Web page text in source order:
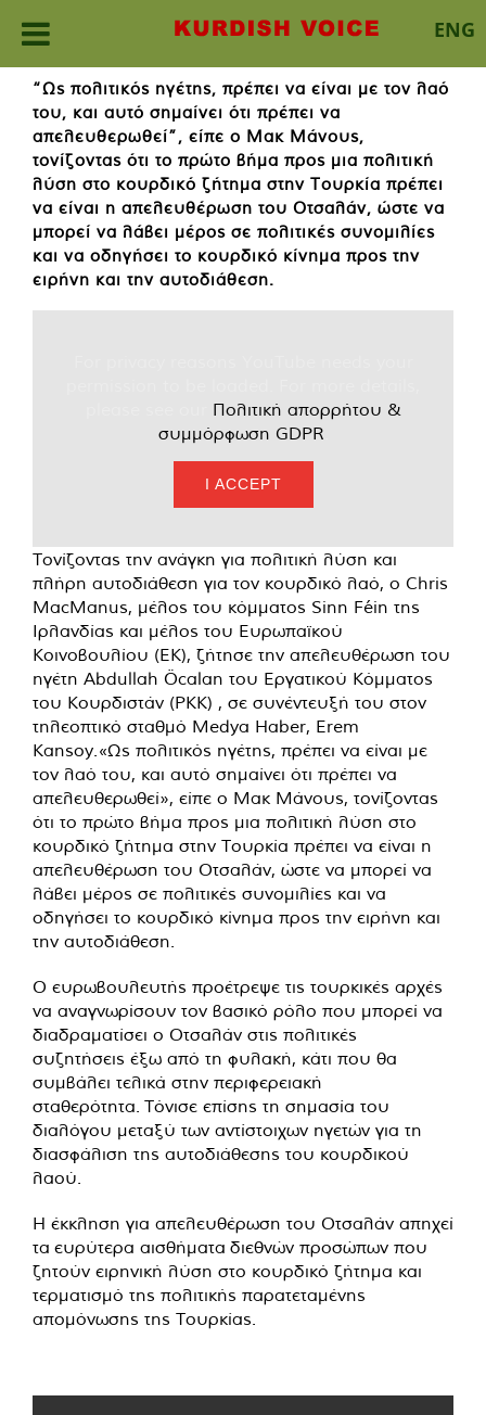
ENG
content
“Ως πολιτικός ηγέτης, πρέπει να είναι με τον λαό
του, και αυτό σημαίνει ότι πρέπει να
απελευθερωθεί”, είπε ο Μακ Μάνους,
τονίζοντας ότι το πρώτο βήμα προς μια πολιτική
λύση στο κουρδικό ζήτημα στην Τουρκία πρέπει
να είναι η απελευθέρωση του Οτσαλάν, ώστε να
μπορεί να λάβει μέρος σε πολιτικές συνομιλίες
και να οδηγήσει το κουρδικό κίνημα προς την
ειρήνη και την αυτοδιάθεση.
Πολιτική απορρήτου &
συμμόρφωση GDPR
I ACCEPT
Τονίζοντας την ανάγκη για πολιτική λύση και
πλήρη αυτοδιάθεση για τον κουρδικό λαό, ο Chris
MacManus, μέλος του κόμματος Sinn Féin της
Ιρλανδίας και μέλος του Ευρωπαϊκού
Κοινοβουλίου (ΕΚ), ζήτησε την απελευθέρωση του
ηγέτη Abdullah Öcalan του Εργατικού Κόμματος
του Κουρδιστάν (PKK) , σε συνέντευξή του στον
τηλεοπτικό σταθμό Medya Haber, Erem
Kansoy.«Ως πολιτικός ηγέτης, πρέπει να είναι με
τον λαό του, και αυτό σημαίνει ότι πρέπει να
απελευθερωθεί», είπε ο Μακ Μάνους, τονίζοντας
ότι το πρώτο βήμα προς μια πολιτική λύση στο
κουρδικό ζήτημα στην Τουρκία πρέπει να είναι η
απελευθέρωση του Οτσαλάν, ώστε να μπορεί να
λάβει μέρος σε πολιτικές συνομιλίες και να
οδηγήσει το κουρδικό κίνημα προς την ειρήνη και
την αυτοδιάθεση.
Ο ευρωβουλευτής προέτρεψε τις τουρκικές αρχές
να αναγνωρίσουν τον βασικό ρόλο που μπορεί να
διαδραματίσει ο Οτσαλάν στις πολιτικές
συζητήσεις έξω από τη φυλακή, κάτι που θα
συμβάλει τελικά στην περιφερειακή
σταθερότητα. Τόνισε επίσης τη σημασία του
διαλόγου μεταξύ των αντίστοιχων ηγετών για τη
διασφάλιση της αυτοδιάθεσης του κουρδικού
λαού.
Η έκκληση για απελευθέρωση του Οτσαλάν απηχεί
τα ευρύτερα αισθήματα διεθνών προσώπων που
ζητούν ειρηνική λύση στο κουρδικό ζήτημα και
τερματισμό της πολιτικής παρατεταμένης
απομόνωσης της Τουρκίας.